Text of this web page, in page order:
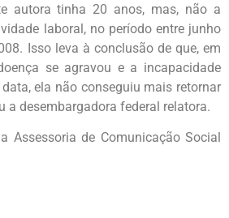
autora tinha 20 anos, mas, não a
laboral, no período entre junho
Isso leva à conclusão de que, em
se agravou e a incapacidade
ela não conseguiu mais retornar
a desembargadora federal relatora.
Assessoria de Comunicação Social